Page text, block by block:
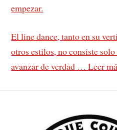
empezar.
El line dance, tanto en su
otros estilos, no consiste
avanzar de verdad …Leer